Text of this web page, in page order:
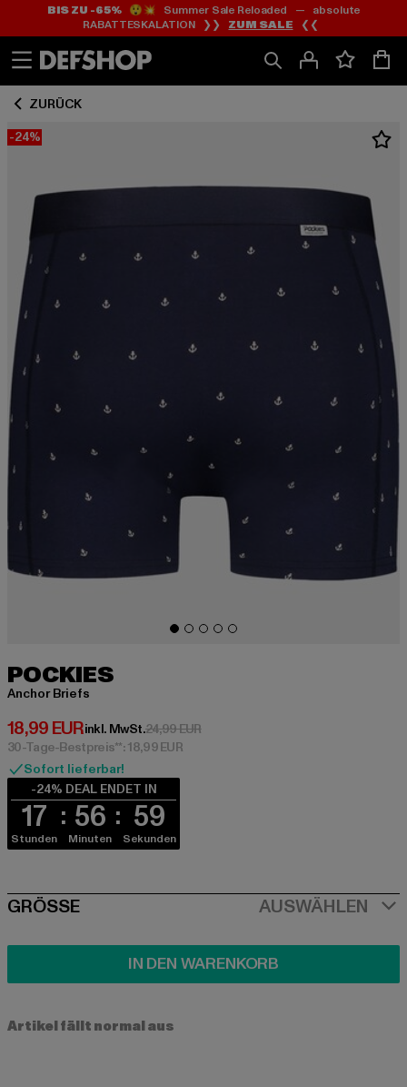
Zum
Inhalt
springen
Zum
Fußzeile
springen
BIS ZU -65%😲💥 Summer Sale Reloaded — absolute
RABATTESKALATION ❯❯ ZUM SALE ❮❮
ZURÜCK
-24%
POCKIES
Anchor Briefs
18,99 EUR
Derzeitiger Preis: 18,99 EUR
inkl. MwSt.24,99 EURAktionspreis: 24,99 EUR
30-Tage-Bestpreis**: 18,99 EUR
Sofort lieferbar!
-24% DEAL ENDET IN
17
Stunden
56
Minuten
59
Sekunden
SIZE
GRÖSSE AUSWÄHLEN
IN DEN WARENKORB
Artikel fällt normal aus